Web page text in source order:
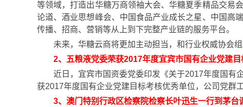
等领域，打造出华糖万商领袖大会、华糖夏季精品交易
论道、酒业思想峰会、中国食品产业成长之星、中国高
传播、招商、营销等从上到下完整产业链的服务平台。
未来，华糖云商将更加主动担当，和行业权威协会
2、 五粮液党委荣获2017年度宜宾市国有企业党建
近日，宜宾市国资委党委印发《关于2017年度国有
获2017年度国有企业党建目标考核优秀单位，公司党群
3、澳门特别行政区检察院检察长叶迅生一行到茅台